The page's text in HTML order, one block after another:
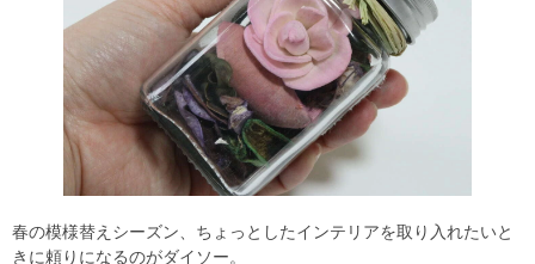
春の模様替えシーズン、ちょっとしたインテリアを取り入れたいと
きに頼りになるのがダイソー。